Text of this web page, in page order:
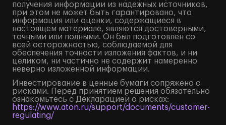
получения информации из надежных источников,
при этом не может быть гарантировано, что
информация или оценки, содержащиеся в
настоящем материале, являются достоверными,
точными или полными. Он был подготовлен со
всей осторожностью, соблюдаемой для
обеспечения точности изложения фактов, и ни
целиком, ни частично не содержит намеренно
неверно изложенной информации.
Инвестирование в ценные бумаги сопряжено с
рисками. Перед принятием решения обязательно
ознакомьтесь с Декларацией о рисках:
https://www.aton.ru/support/documents/customer-
regulating/